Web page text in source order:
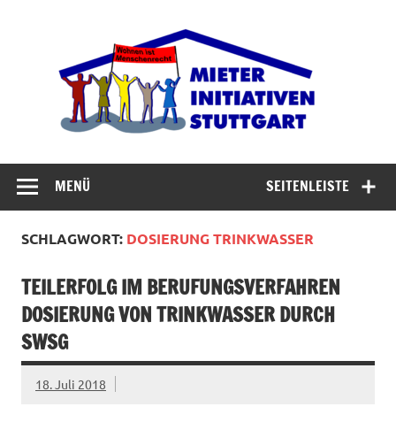
verteidigen
SEITENLEISTE
MENÜ
SCHLAGWORT: DOSIERUNG TRINKWASSER
TEILERFOLG IM BERUFUNGSVERFAHREN
DOSIERUNG VON TRINKWASSER DURCH
SWSG
18. Juli 2018